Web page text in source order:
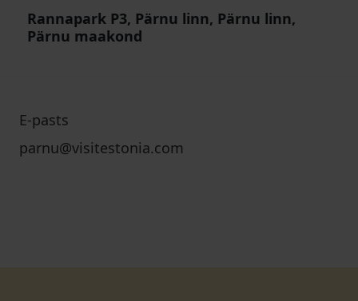
Rannapark P3, Pärnu linn, Pärnu linn,
Pärnu maakond
E-pasts
parnu@visitestonia.com